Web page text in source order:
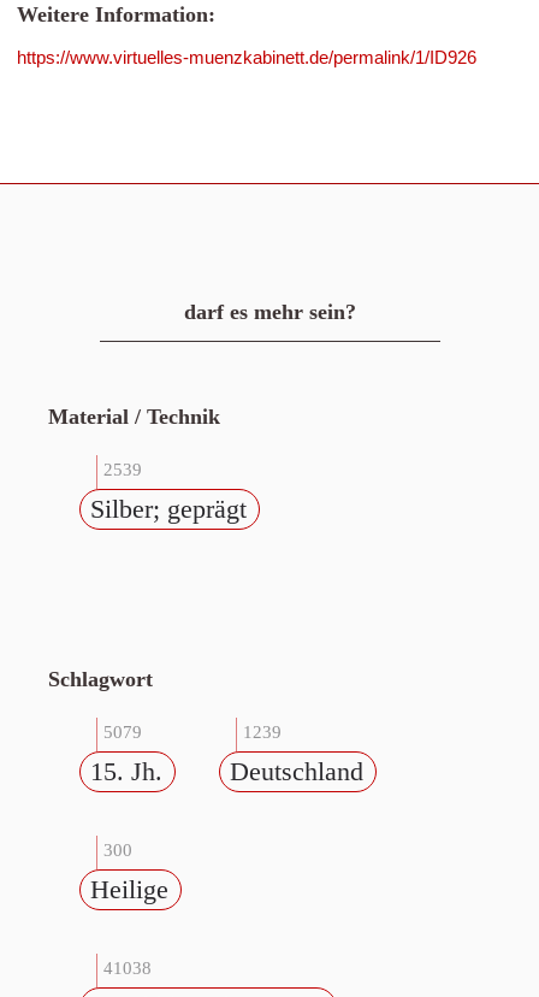
Weitere Information:
https://www.virtuelles-muenzkabinett.de/permalink/1/ID926
darf es mehr sein?
Material / Technik
2539
Silber; geprägt
Schlagwort
5079
15. Jh.
1239
Deutschland
300
Heilige
41038